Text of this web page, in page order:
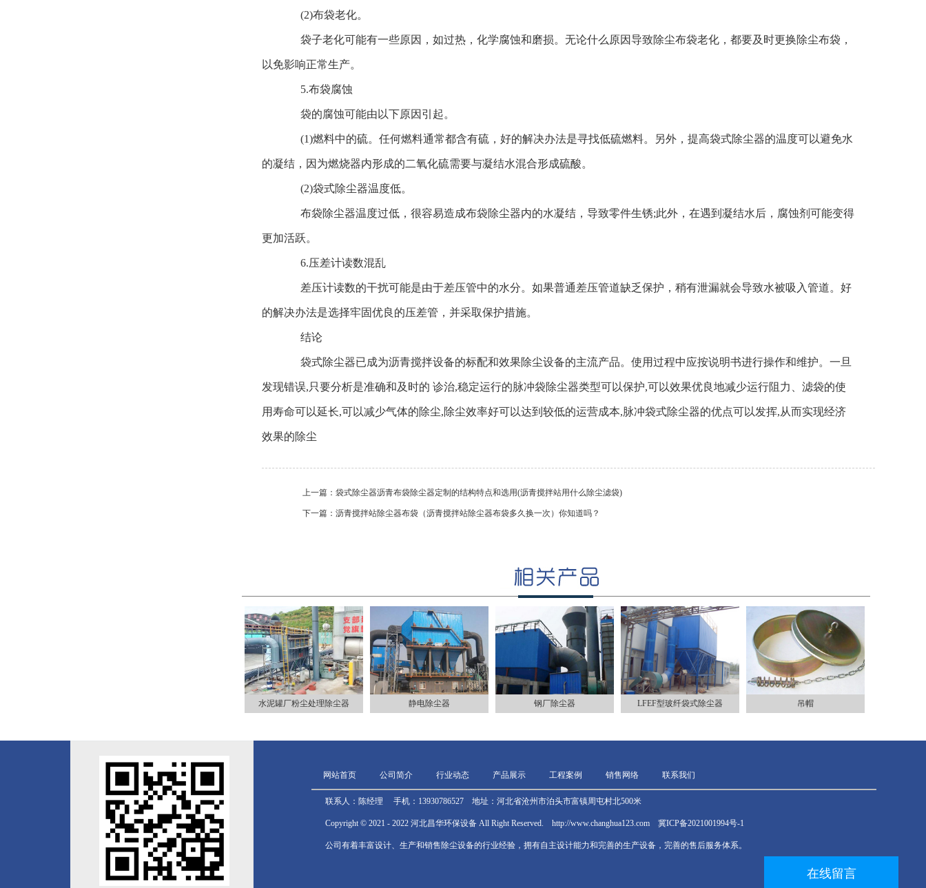
在线留言
(2)布袋老化。
袋子老化可能有一些原因，如过热，化学腐蚀和磨损。无论什么原因导致除尘布袋老化，都要及时更换除尘布袋，
以免影响正常生产。
5.布袋腐蚀
袋的腐蚀可能由以下原因引起。
(1)燃料中的硫。任何燃料通常都含有硫，好的解决办法是寻找低硫燃料。另外，提高袋式除尘器的温度可以避免水
的凝结，因为燃烧器内形成的二氧化硫需要与凝结水混合形成硫酸。
(2)袋式除尘器温度低。
布袋除尘器温度过低，很容易造成布袋除尘器内的水凝结，导致零件生锈;此外，在遇到凝结水后，腐蚀剂可能变得
更加活跃。
6.压差计读数混乱
差压计读数的干扰可能是由于差压管中的水分。如果普通差压管道缺乏保护，稍有泄漏就会导致水被吸入管道。好
的解决办法是选择牢固优良的压差管，并采取保护措施。
结论
袋式除尘器已成为沥青搅拌设备的标配和效果除尘设备的主流产品。使用过程中应按说明书进行操作和维护。一旦
发现错误,只要分析是准确和及时的 诊治,稳定运行的脉冲袋除尘器类型可以保护,可以效果优良地减少运行阻力、滤袋的使
用寿命可以延长,可以减少气体的除尘,除尘效率好可以达到较低的运营成本,脉冲袋式除尘器的优点可以发挥,从而实现经济
效果的除尘
上一篇： 袋式除尘器沥青布袋除尘器定制的结构特点和选用(沥青搅拌站用什么除尘滤袋)
下一篇： 沥青搅拌站除尘器布袋（沥青搅拌站除尘器布袋多久换一次）你知道吗？
水泥罐厂粉尘处理除尘器 静电除尘器 钢厂除尘器 LFEF型玻纤袋式除尘器 吊帽
网站首页 公司简介 行业动态 产品展示 工程案例 销售网络 联系我们
联系人：陈经理 手机：13930786527 地址：河北省沧州市泊头市富镇周屯村北500米
Copyright © 2021 - 2022 河北昌华环保设备 All Right Reserved. http://www.changhua123.com 冀ICP备2021001994号-1
公司有着丰富设计、生产和销售除尘设备的行业经验，拥有自主设计能力和完善的生产设备，完善的售后服务体系。